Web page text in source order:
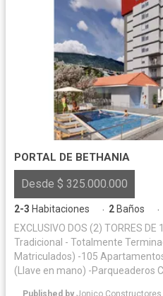
PORTAL DE BETHANIA
Desde $ 325.000.000
2-3 Habitaciones · 2 Baños ·
EXCLUSIVO DOS (2) TORRES
Tradicional - Totalmente
Matriculados) -105 Apartamentos, con todos los acabados.
(Llave en mano) -Parqueaderos